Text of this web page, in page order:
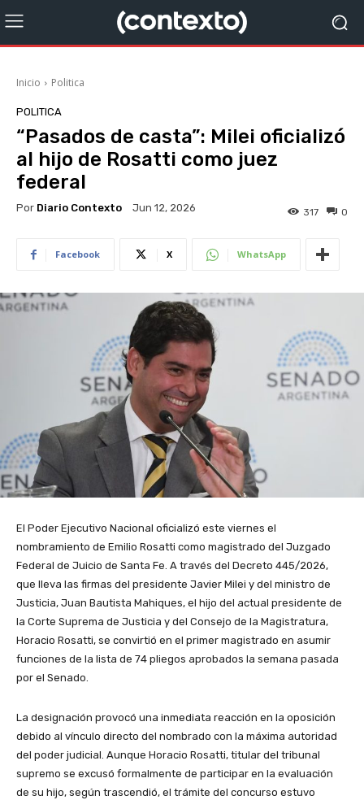
Inicio Politica
POLITICA
“Pasados de casta”: Milei oficializó
al hijo de Rosatti como juez
federal
Por Diario Contexto Jun 12, 2026 0
317
Facebook X WhatsApp
El Poder Ejecutivo Nacional oficializó este viernes el
nombramiento de Emilio Rosatti como magistrado del Juzgado
Federal de Juicio de Santa Fe. A través del Decreto 445/2026,
que lleva las firmas del presidente Javier Milei y del ministro de
Justicia, Juan Bautista Mahiques, el hijo del actual presidente de
la Corte Suprema de Justicia y del Consejo de la Magistratura,
Horacio Rosatti, se convirtió en el primer magistrado en asumir
funciones de la lista de 74 pliegos aprobados la semana pasada
por el Senado.
La designación provocó una inmediata reacción en la oposición
debido al vínculo directo del nombrado con la máxima autoridad
del poder judicial. Aunque Horacio Rosatti, titular del tribunal
supremo se excusó formalmente de participar en la evaluación
de su hijo, según trascendió, el trámite del concurso estuvo